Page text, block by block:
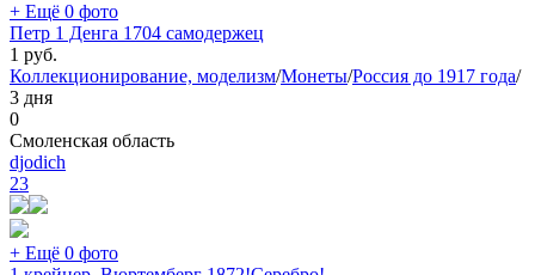
+ Ещё 0 фото
Петр 1 Денга 1704 самодержец
1 руб.
Коллекционирование, моделизм/Монеты/Россия до 1917 года/
3 дня
0
Смоленская область
djodich
23
+ Ещё 0 фото